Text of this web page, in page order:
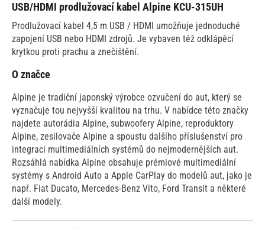
USB/HDMI prodlužovací kabel Alpine KCU-315UH
Prodlužovací kabel 4,5 m USB / HDMI umožňuje jednoduché
zapojení USB nebo HDMI zdrojů. Je vybaven též odklápěcí
krytkou proti prachu a znečištění.
O značce
Alpine je tradiční japonský výrobce ozvučení do aut, který se
vyznačuje tou nejvyšší kvalitou na trhu. V nabídce této značky
najdete autorádia Alpine, subwoofery Alpine, reproduktory
Alpine, zesilovače Alpine a spoustu dalšího příslušenství pro
integraci multimediálních systémů do nejmodernějších aut.
Rozsáhlá nabídka Alpine obsahuje prémiové multimediální
systémy s Android Auto a Apple CarPlay do modelů aut, jako je
např. Fiat Ducato, Mercedes-Benz Vito, Ford Transit a některé
další modely.